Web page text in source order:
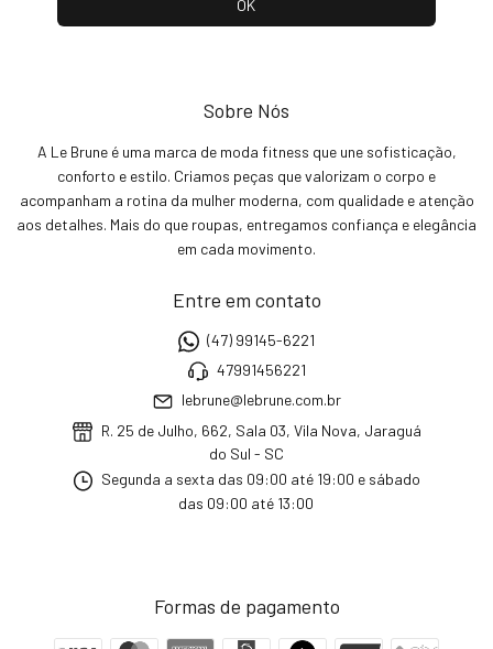
Sobre Nós
A Le Brune é uma marca de moda fitness que une sofisticação,
conforto e estilo. Criamos peças que valorizam o corpo e
acompanham a rotina da mulher moderna, com qualidade e atenção
aos detalhes. Mais do que roupas, entregamos confiança e elegância
em cada movimento.
Entre em contato
(47) 99145-6221
47991456221
lebrune@lebrune.com.br
R. 25 de Julho, 662, Sala 03, Vila Nova, Jaraguá
do Sul - SC
Segunda a sexta das 09:00 até 19:00 e sábado
das 09:00 até 13:00
Formas de pagamento